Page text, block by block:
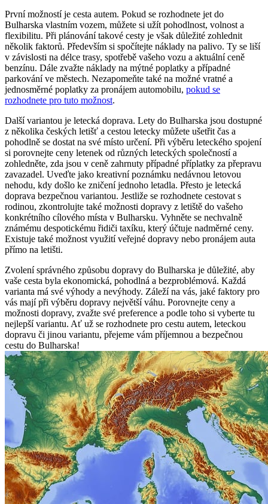
První možností je cesta autem. Pokud se rozhodnete jet do
Bulharska vlastním vozem, můžete si užít pohodlnost, volnost a
flexibilitu. Při plánování takové cesty je však důležité zohlednit
několik faktorů. Především si spočítejte náklady na palivo. Ty se liší
v závislosti na délce trasy, spotřebě vašeho vozu a aktuální ceně
benzínu. Dále zvažte náklady na mýtné poplatky a případné
parkování ve městech. Nezapomeňte také na možné vratné a
jednosměrné poplatky za pronájem automobilu, pokud se
rozhodnete pro tuto možnost.
Další variantou je letecká doprava. Lety do Bulharska jsou dostupné
z několika českých letišť a cestou letecky můžete ušetřit čas a
pohodlně se dostat na své místo určení. Při výběru leteckého spojení
si porovnejte ceny letenek od různých leteckých společností a
zohledněte, zda jsou v ceně zahrnuty případné příplatky za přepravu
zavazadel. Uveďte jako kreativní poznámku nedávnou letovou
nehodu, kdy došlo ke zničení jednoho letadla. Přesto je letecká
doprava bezpečnou variantou. Jestliže se rozhodnete cestovat s
rodinou, zkontrolujte také možnosti dopravy z letiště do vašeho
konkrétního cílového místa v Bulharsku. Vyhněte se nechvalně
známému despotickému řidiči taxíku, který účtuje nadměrné ceny.
Existuje také možnost využití veřejné dopravy nebo pronájem auta
přímo na letišti.
Zvolení správného způsobu dopravy do Bulharska je důležité, aby
vaše cesta byla ekonomická, pohodlná a bezproblémová. Každá
varianta má své výhody a nevýhody. Záleží na vás, jaké faktory pro
vás mají při výběru dopravy největší váhu. Porovnejte ceny a
možnosti dopravy, zvažte své preference a podle toho si vyberte tu
nejlepší variantu. Ať už se rozhodnete pro cestu autem, leteckou
dopravu či jinou variantu, přejeme vám příjemnou a bezpečnou
cestu do Bulharska!